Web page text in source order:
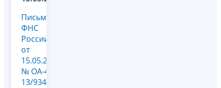
Письмо
ФНС
России
от
15.05.2014
№ ОА-4-
13/9345@